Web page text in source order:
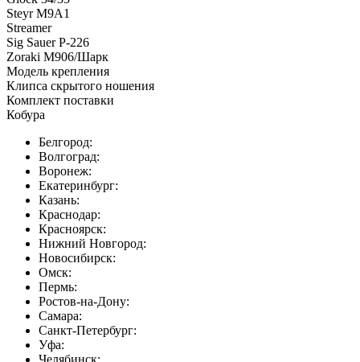
Steyr M9A1
Streamer
Sig Sauer P-226
Zoraki M906/Шарк
Модель крепления
Клипса скрытого ношения
Комплект поставки
Кобура
Белгород:
Волгоград:
Воронеж:
Екатеринбург:
Казань:
Краснодар:
Красноярск:
Нижний Новгород:
Новосибирск:
Омск:
Пермь:
Ростов-на-Дону:
Самара:
Санкт-Петербург:
Уфа: